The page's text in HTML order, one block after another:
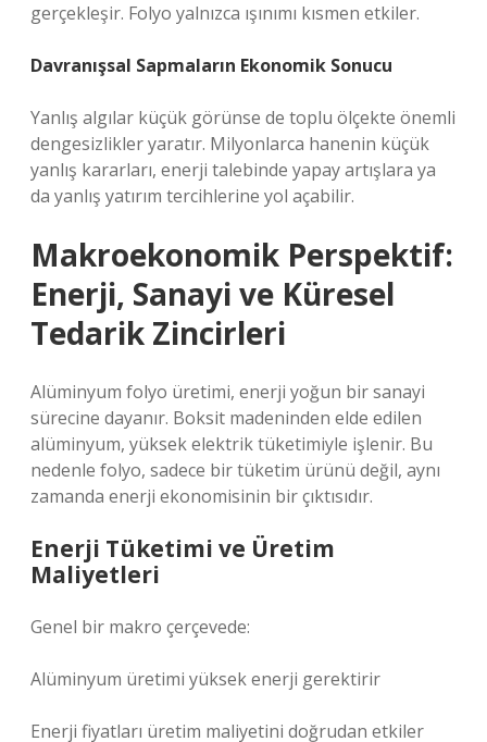
gerçekleşir. Folyo yalnızca ışınımı kısmen etkiler.
Davranışsal Sapmaların Ekonomik Sonucu
Yanlış algılar küçük görünse de toplu ölçekte önemli
dengesizlikleryaratır. Milyonlarca hanenin küçük
yanlış kararları, enerji talebinde yapay artışlara ya
da yanlış yatırım tercihlerine yol açabilir.
Makroekonomik Perspektif:
Enerji, Sanayi ve Küresel
Tedarik Zincirleri
Alüminyum folyo üretimi, enerji yoğun bir sanayi
sürecine dayanır. Boksit madeninden elde edilen
alüminyum, yüksek elektrik tüketimiyle işlenir. Bu
nedenle folyo, sadece bir tüketim ürünü değil, aynı
zamanda enerji ekonomisinin bir çıktısıdır.
Enerji Tüketimi ve Üretim
Maliyetleri
Genel bir makro çerçevede:
Alüminyum üretimi yüksek enerji gerektirir
Enerji fiyatları üretim maliyetini doğrudan etkiler